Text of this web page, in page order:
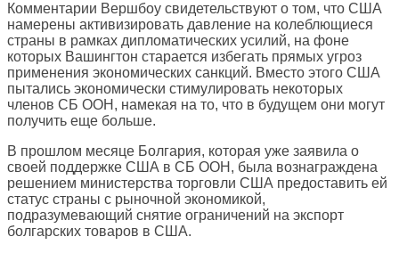
Комментарии Вершбоу свидетельствуют о том, что США
намерены активизировать давление на колеблющиеся
страны в рамках дипломатических усилий, на фоне
которых Вашингтон старается избегать прямых угроз
применения экономических санкций. Вместо этого США
пытались экономически стимулировать некоторых
членов СБ ООН, намекая на то, что в будущем они могут
получить еще больше.
В прошлом месяце Болгария, которая уже заявила о
своей поддержке США в СБ ООН, была вознаграждена
решением министерства торговли США предоставить ей
статус страны с рыночной экономикой,
подразумевающий снятие ограничений на экспорт
болгарских товаров в США.